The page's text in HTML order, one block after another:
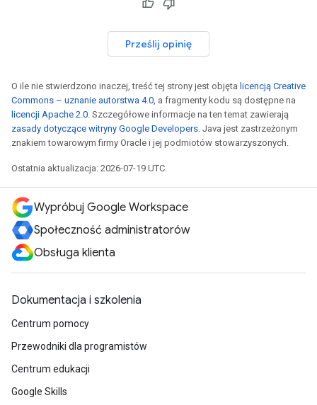
Prześlij opinię
O ile nie stwierdzono inaczej, treść tej strony jest objęta licencją Creative
Commons – uznanie autorstwa 4.0, a fragmenty kodu są dostępne na
licencji Apache 2.0. Szczegółowe informacje na ten temat zawierają
zasady dotyczące witryny Google Developers. Java jest zastrzeżonym
znakiem towarowym firmy Oracle i jej podmiotów stowarzyszonych.
Ostatnia aktualizacja: 2026-07-19 UTC.
Wypróbuj Google Workspace
Społeczność administratorów
Obsługa klienta
Dokumentacja i szkolenia
Centrum pomocy
Przewodniki dla programistów
Centrum edukacji
Google Skills